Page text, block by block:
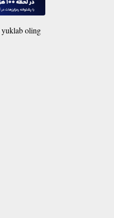
yuklab oling